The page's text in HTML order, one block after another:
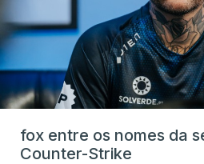
fox entre os nomes da
Counter-Strike